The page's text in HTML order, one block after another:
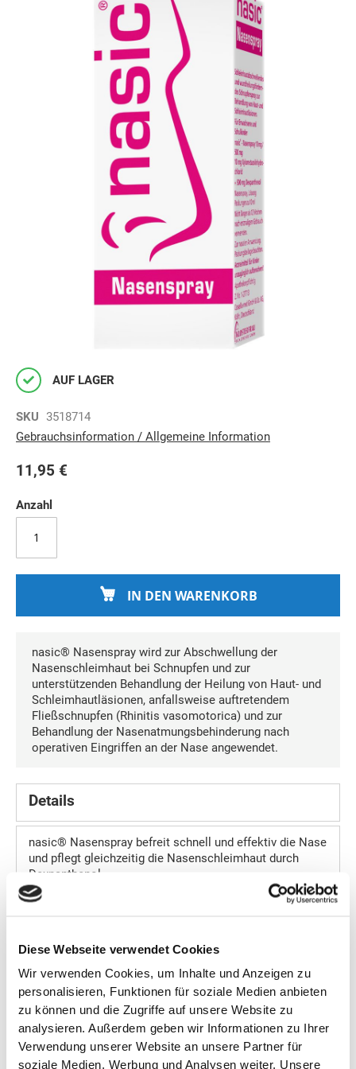
Diese Webseite verwendet Cookies
Wir verwenden Cookies, um Inhalte und Anzeigen zu
personalisieren, Funktionen für soziale Medien anbieten
zu können und die Zugriffe auf unsere Website zu
analysieren. Außerdem geben wir Informationen zu Ihrer
Verwendung unserer Website an unsere Partner für
soziale Medien, Werbung und Analysen weiter. Unsere
AUF LAGER
SKU 3518714
Gebrauchsinformation / Allgemeine Information
11,95 €
Anzahl
IN DEN WARENKORB
nasic® Nasenspray wird zur Abschwellung der
Nasenschleimhaut bei Schnupfen und zur
unterstützenden Behandlung der Heilung von Haut- und
Schleimhautläsionen, anfallsweise auftretendem
Fließschnupfen (Rhinitis vasomotorica) und zur
Behandlung der Nasenatmungsbehinderung nach
operativen Eingriffen an der Nase angewendet.
Details
nasic® Nasenspray befreit schnell und effektiv die Nase
und pflegt gleichzeitig die Nasenschleimhaut durch
Dexpanthenol.
Anwendungsgebiete
nasic® wird zur Abschwellung der Nasenschleimhaut
auftretendem Fließschnupfen und zur Behandlung der
Nasenatmungsbehinderung nach operativen Eingriffen
an der Nase angewendet.
nasic® kombiniert einen abschwellenden und einen
pflegenden Wirkstoff. Xylometazolin hat
gefäßverengende Eigenschaften und bewirkt dadurch die
Schleimhautabschwellung. Dexpanthenol zeichnet sich